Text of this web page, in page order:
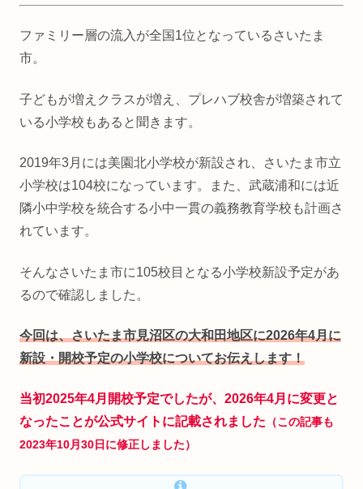
ファミリー層の流入が全国1位となっているさいたま
市。
子どもが増えクラスが増え、プレハブ校舎が増築されて
いる小学校もあると聞きます。
2019年3月には美園北小学校が新設され、さいたま市立
小学校は104校になっています。また、武蔵浦和には近
隣小中学校を統合する小中一貫の義務教育学校も計画さ
れています。
そんなさいたま市に105校目となる小学校新設予定があ
るので確認しました。
今回は、さいたま市見沼区の大和田地区に2026年4月に
新設・開校予定の小学校についてお伝えします！
当初2025年4月開校予定でしたが、2026年4月に変更と
なったことが公式サイトに記載されました （この記事も
2023年10月30日に修正しました）